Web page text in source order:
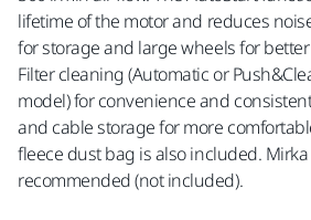
lifetime of the motor and reduces
for storage and large wheels for
Filter cleaning (Automatic or
model) for convenience and
and cable storage for more
fleece dust bag is also included.
recommended (not included).